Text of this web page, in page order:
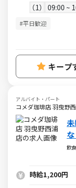
1
09:00 ~
#平日歓迎
キープ
アルバイト・パート
コメダ珈琲店 羽曳野
飲
時給1,200円